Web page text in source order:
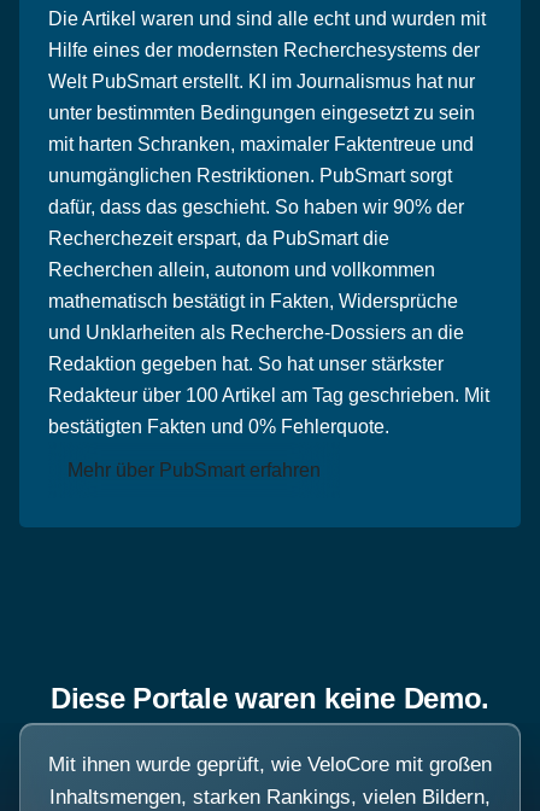
Die Artikel waren und sind alle echt und wurden mit
Hilfe eines der modernsten Recherchesystems der
Welt PubSmart erstellt. KI im Journalismus hat nur
unter bestimmten Bedingungen eingesetzt zu sein
mit harten Schranken, maximaler Faktentreue und
unumgänglichen Restriktionen. PubSmart sorgt
dafür, dass das geschieht. So haben wir 90% der
Recherchezeit erspart, da PubSmart die
Recherchen allein, autonom und vollkommen
mathematisch bestätigt in Fakten, Widersprüche
und Unklarheiten als Recherche-Dossiers an die
Redaktion gegeben hat. So hat unser stärkster
Redakteur über 100 Artikel am Tag geschrieben. Mit
bestätigten Fakten und 0% Fehlerquote.
Mehr über PubSmart erfahren
Diese Portale waren keine Demo.
Mit ihnen wurde geprüft, wie VeloCore mit großen
Inhaltsmengen, starken Rankings, vielen Bildern,